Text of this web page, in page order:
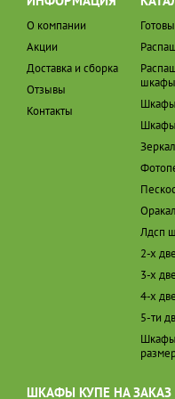
О компании
Акции
Доставка и сборка
Отзывы
Контакты
шкафы
Лдсп
2-х
3-х
4-х
5-ти
ШКАФЫ КУПЕ НА ЗАКАЗ